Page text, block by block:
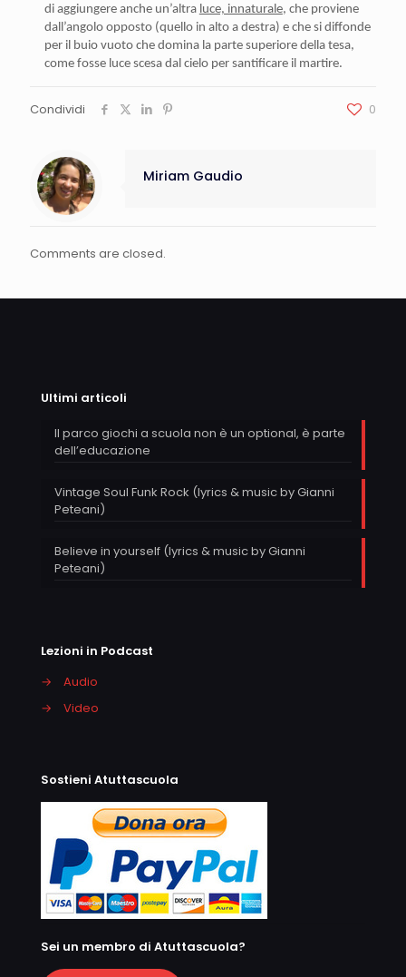
di aggiungere anche un’altra luce, innaturale, che proviene
dall’angolo opposto (quello in alto a destra) e che si diffonde
per il buio vuoto che domina la parte superiore della tesa,
come fosse luce scesa dal cielo per santificare il martire.
Condividi 0
Miriam Gaudio
Comments are closed.
Ultimi articoli
Il parco giochi a scuola non è un optional, è parte
dell’educazione
Vintage Soul Funk Rock (lyrics & music by Gianni
Peteani)
Believe in yourself (lyrics & music by Gianni
Peteani)
Lezioni in Podcast
→
Audio
→
Video
Sostieni Atuttascuola
Sei un membro di Atuttascuola?